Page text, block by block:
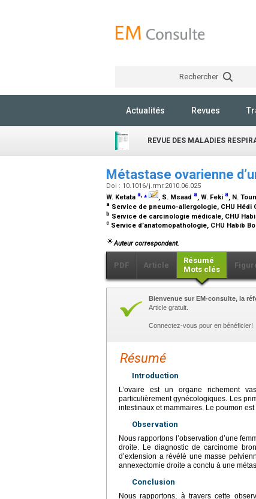
Rechercher
Actualités Revues
REVUE DES MALADIES
Métastase ovarienne
Doi : 10.1016/j.rmr.2010.06.025
W. Ketata a,⁎ , S. Msaad a, W. Feki a, N.
a Service de pneumo-allergologie, CHU Hédi
b Service de carcinologie médicale, CHU
c Service d’anatomopathologie, CHU Habib
Auteur correspondant.
PDF Article
Résumé
Mots clés
Bienvenue sur EM-consulte, la
Article gratuit.
Connectez-vous pour en bénéficier!
Résumé
Introduction
L’ovaire est un organe richement
particulièrement gynécologiques. Les
intestinaux et mammaires. Le poumon
Observation
Nous rapportons l’observation d’une
droite. Le diagnostic de carcinome
d’extension a révélé une masse
annexectomie droite a conclu à une
Conclusion
Nous rapportons, à travers cette